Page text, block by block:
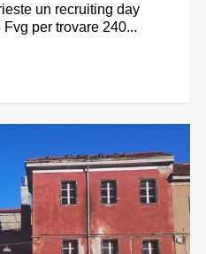
un recruiting day
per trovare 240...